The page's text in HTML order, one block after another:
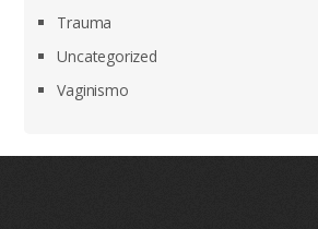
Trauma
Uncategorized
Vaginismo